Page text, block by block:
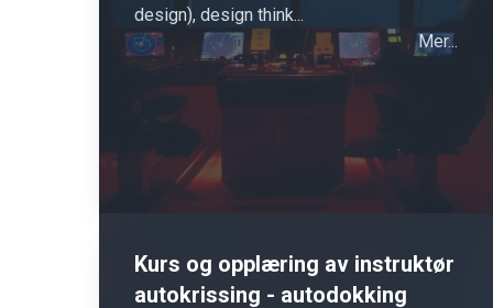
design), design think...
Mer...
Kurs og opplæring av instruktør
autokrissing - autodokking